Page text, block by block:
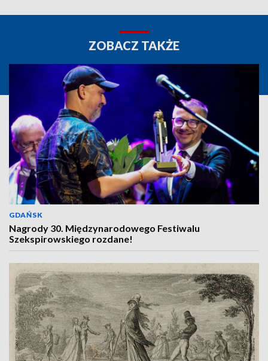
ZOBACZ TAKŻE
GDAŃSK
Nagrody 30. Międzynarodowego Festiwalu
Szekspirowskiego rozdane!